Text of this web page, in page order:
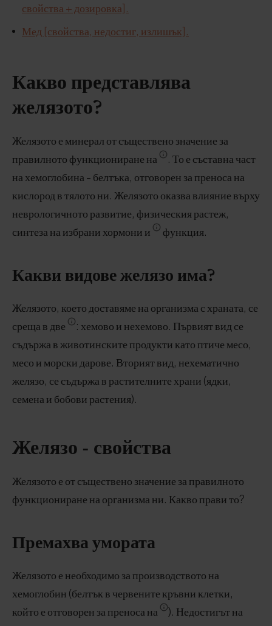
свойства + дозировка].
Мед [свойства, недостиг, излишък].
Какво представлява
желязото?
Желязото е минерал от съществено значение за
правилното функциониране на
. То е съставна част
на хемоглобина - белтъка, отговорен за преноса на
кислород в тялото ни. Желязото оказва влияние върху
неврологичното развитие, физическия растеж,
синтеза на избрани хормони и
функция.
Какви видове желязо има?
Желязото, което доставяме на организма с храната, се
среща в две
: хемово и нехемово. Първият вид се
съдържа в животинските продукти като птиче месо,
месо и морски дарове. Вторият вид, нехематично
желязо, се съдържа в растителните храни (ядки,
семена и бобови растения).
Желязо - свойства
Желязото е от съществено значение за правилното
функциониране на организма ни. Какво прави то?
Премахва умората
Желязото е необходимо за производството на
хемоглобин (белтък в червените кръвни клетки,
който е отговорен за преноса на
). Недостигът на